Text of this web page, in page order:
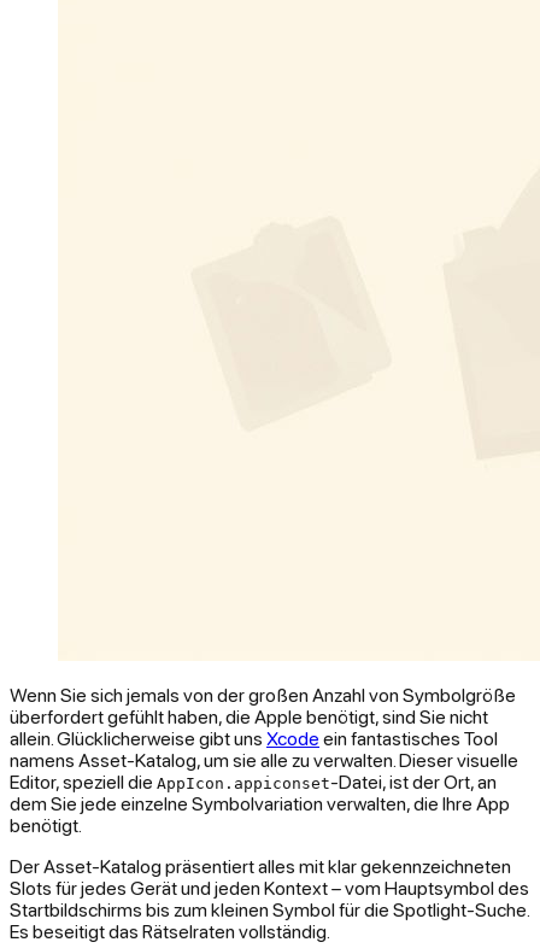
Wenn Sie sich jemals von der großen Anzahl von Symbolgröße
überfordert gefühlt haben, die Apple benötigt, sind Sie nicht
allein. Glücklicherweise gibt uns Xcode ein fantastisches Tool
namens Asset-Katalog, um sie alle zu verwalten. Dieser visuelle
Editor, speziell die AppIcon.appiconset-Datei, ist der Ort, an
dem Sie jede einzelne Symbolvariation verwalten, die Ihre App
benötigt.
Der Asset-Katalog präsentiert alles mit klar gekennzeichneten
Slots für jedes Gerät und jeden Kontext – vom Hauptsymbol des
Startbildschirms bis zum kleinen Symbol für die Spotlight-Suche.
Es beseitigt das Rätselraten vollständig.